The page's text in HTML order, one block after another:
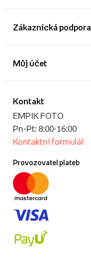
Zákaznícká podpora
Kontakt
EMPIK FOTO
Pn-Pt: 8:00-16:00
Kontaktní formulář
Provozovatel plateb
Můj účet